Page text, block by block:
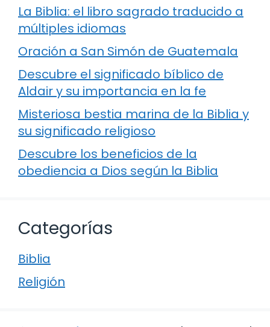
La Biblia: el libro sagrado traducido a
múltiples idiomas
Oración a San Simón de Guatemala
Descubre el significado bíblico de
Aldair y su importancia en la fe
Misteriosa bestia marina de la Biblia y
su significado religioso
Descubre los beneficios de la
obediencia a Dios según la Biblia
Categorías
Biblia
Religión